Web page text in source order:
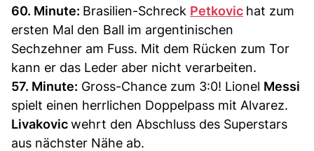
60. Minute: Brasilien-Schreck Petkovic hat zum
ersten Mal den Ball im argentinischen
Sechzehner am Fuss. Mit dem Rücken zum Tor
kann er das Leder aber nicht verarbeiten.
57. Minute: Gross-Chance zum 3:0! Lionel Messi
spielt einen herrlichen Doppelpass mit Alvarez.
Livakovicwehrt den Abschluss des Superstars
aus nächster Nähe ab.